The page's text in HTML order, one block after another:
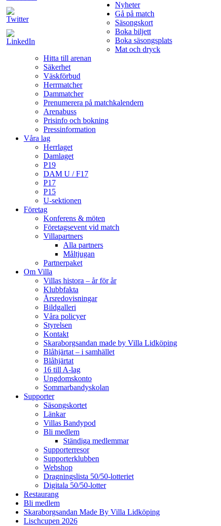
Nyheter
Gå på match
Säsongskort
Boka biljett
Boka säsongsplats
Mat och dryck
Hitta till arenan
Säkerhet
Väskförbud
Herrmatcher
Dammatcher
Prenumerera på matchkalendern
Arenabuss
Prisinfo och bokning
Pressinformation
Våra lag
Herrlaget
Damlaget
P19
DAM U / F17
P17
P15
U-sektionen
Företag
Konferens & möten
Företagsevent vid match
Villapartners
Alla partners
Måltjugan
Partnerpaket
Om Villa
Villas histora – år för år
Klubbfakta
Årsredovisningar
Bildgalleri
Våra policyer
Styrelsen
Kontakt
Skaraborgsandan made by Villa Lidköping
Blåhjärtat – i samhället
Blåhjärtat
16 till A-lag
Ungdomskonto
Sommarbandyskolan
Supporter
Säsongskortet
Länkar
Villas Bandypod
Bli medlem
Ständiga medlemmar
Supporterresor
Supporterklubben
Webshop
Dragningslista 50/50-lotteriet
Digitala 50/50-lotter
Restaurang
Bli medlem
Skaraborgsandan Made By Villa Lidköping
Lischcupen 2026